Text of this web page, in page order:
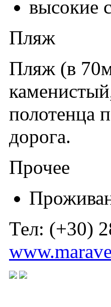
высокие
Пляж
Пляж (в
полотенца
дорога.
Прочее
Тел: (+30)